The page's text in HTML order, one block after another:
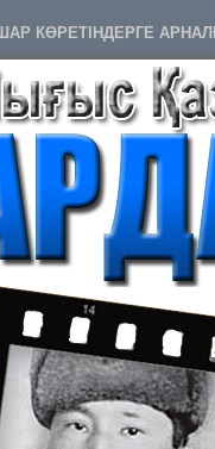
КӨРЕТІНДЕРГЕ